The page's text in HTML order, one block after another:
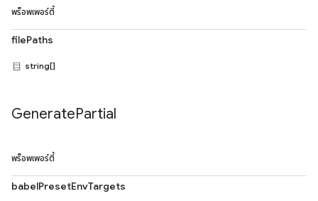
พร็อพเพอร์ตี้
filePaths
string[]
GeneratePartial
พร็อพเพอร์ตี้
babelPresetEnvTargets